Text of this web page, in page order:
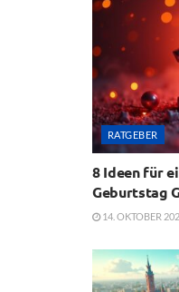
RATGEBER
8 Ideen für
Geburtstag
14. OKTOBER